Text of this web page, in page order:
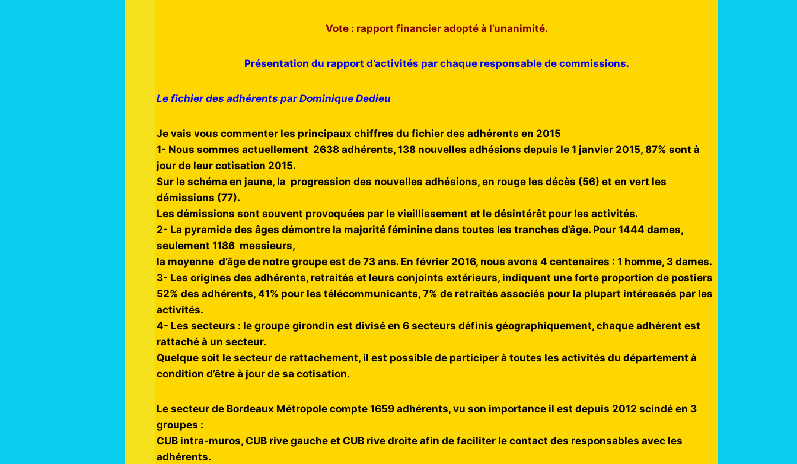
Vote : rapport financier adopté à l’unanimité.
Présentation du rapport d’activités par chaque responsable de commissions.
Le fichier des adhérents par Dominique Dedieu
Je vais vous commenter les principaux chiffres du fichier des adhérents en 2015
1- Nous sommes actuellement 2638 adhérents, 138 nouvelles adhésions depuis le 1 janvier 2015, 87% sont à
jour de leur cotisation 2015.
Sur le schéma en jaune, la progression des nouvelles adhésions, en rouge les décès (56) et en vert les
démissions (77).
Les démissions sont souvent provoquées par le vieillissement et le désintérêt pour les activités.
2- La pyramide des âges démontre la majorité féminine dans toutes les tranches d’âge. Pour 1444 dames,
seulement 1186 messieurs,
la moyenne d’âge de notre groupe est de 73 ans. En février 2016, nous avons 4 centenaires : 1 homme, 3 dames.
3- Les origines des adhérents, retraités et leurs conjoints extérieurs, indiquent une forte proportion de postiers
52% des adhérents, 41% pour les télécommunicants, 7% de retraités associés pour la plupart intéressés par les
activités.
4- Les secteurs : le groupe girondin est divisé en 6 secteurs définis géographiquement, chaque adhérent est
rattaché à un secteur.
Quelque soit le secteur de rattachement, il est possible de participer à toutes les activités du département à
condition d’être à jour de sa cotisation.
Le secteur de Bordeaux Métropole compte 1659 adhérents, vu son importance il est depuis 2012 scindé en 3
groupes :
CUB intra-muros, CUB rive gauche et CUB rive droite afin de faciliter le contact des responsables avec les
adhérents.